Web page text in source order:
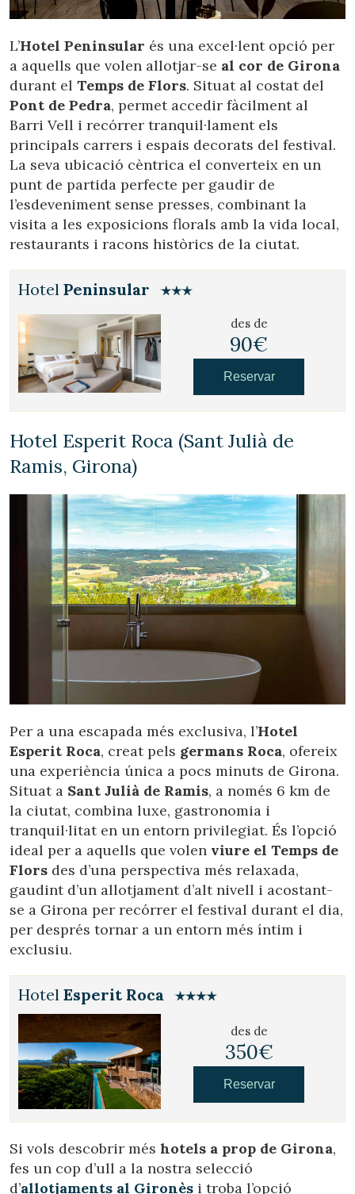
L’Hotel Peninsular és una excel·lent opció per
a aquells que volen allotjar-se al cor de Girona
durant el Temps de Flors. Situat al costat del
Pont de Pedra, permet accedir fàcilment al
Barri Vell i recórrer tranquil·lament els
principals carrers i espais decorats del festival.
La seva ubicació cèntrica el converteix en un
punt de partida perfecte per gaudir de
l’esdeveniment sense presses, combinant la
visita a les exposicions florals amb la vida local,
restaurants i racons històrics de la ciutat.
Hotel Peninsular
des de
90€
Reservar
Hotel Esperit Roca (Sant Julià de
Ramis, Girona)
Per a una escapada més exclusiva, l’Hotel
Esperit Roca, creat pels germans Roca, ofereix
una experiència única a pocs minuts de Girona.
Situat a Sant Julià de Ramis, a només 6 km de
la ciutat, combina luxe, gastronomia i
tranquil·litat en un entorn privilegiat. És l’opció
ideal per a aquells que volen viure el Temps de
Flors des d’una perspectiva més relaxada,
gaudint d’un allotjament d’alt nivell i acostant-
se a Girona per recórrer el festival durant el dia,
per després tornar a un entorn més íntim i
exclusiu.
Hotel Esperit Roca
des de
350€
Reservar
Si vols descobrir més hotels a prop de Girona,
fes un cop d’ull a la nostra selecció
d’allotjaments al Gironès i troba l’opció